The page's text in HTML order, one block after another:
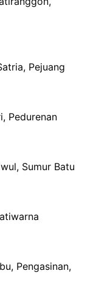
Pejuang
, Pedurenan
, Sumur Batu
, Pengasinan,